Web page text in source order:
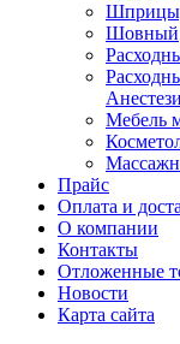
Шовный
Мебель
Прайс
Оплата и
О компании
Контакты
Отложенные
Новости
Карта сайта